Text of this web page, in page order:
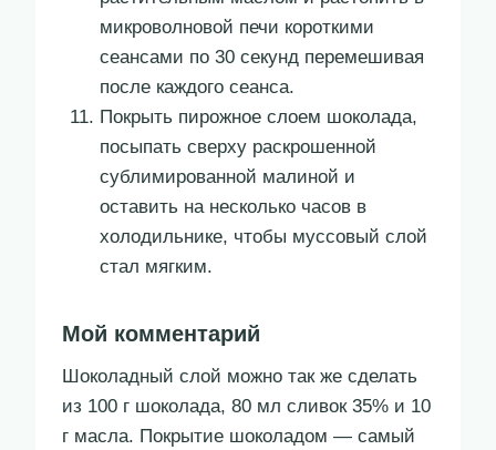
микроволновой печи короткими
сеансами по 30 секунд перемешивая
после каждого сеанса.
Покрыть пирожное слоем шоколада,
посыпать сверху раскрошенной
сублимированной малиной и
оставить на несколько часов в
холодильнике, чтобы муссовый слой
стал мягким.
Мой комментарий
Шоколадный слой можно так же сделать
из 100 г шоколада, 80 мл сливок 35% и 10
г масла. Покрытие шоколадом — самый